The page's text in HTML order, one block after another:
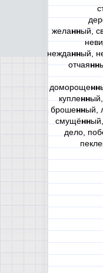
желанный,
нежданный,
отчаянн
доморощенн
купленный,
брошенный,
смущённ
дело,